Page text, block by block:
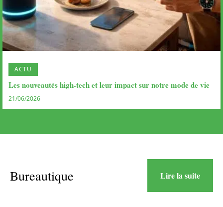
ACTU
Les nouveautés high-tech et leur impact sur notre mode de vie
21/06/2026
Bureautique Lire la suite